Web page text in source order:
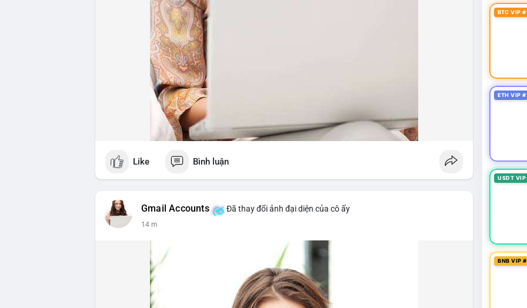
Like Bình luận
Gmail Accounts Đã thay đổi ảnh đại diện của cô ấy
14 m
BTC VIP
ETH VIP
USDT
BNB VIP